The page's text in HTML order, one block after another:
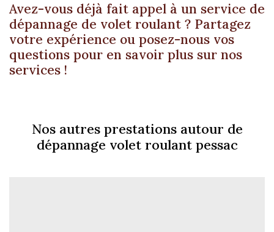
Avez-vous déjà fait appel à un service de
dépannage de volet roulant ? Partagez
votre expérience ou posez-nous vos
questions pour en savoir plus sur nos
services !
Nos autres prestations autour de
dépannage volet roulant pessac